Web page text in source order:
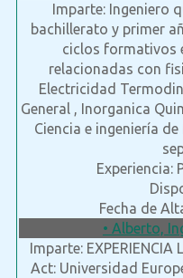
Imparte: Ingeniero
bachillerato y primer
ciclos formativos
relacionadas con
Electricidad
General , Inorganica
Ciencia e ingeniería
Experiencia:
Fecha de
• Alberto,
Imparte: EXPERIENCIA
Act: Universidad